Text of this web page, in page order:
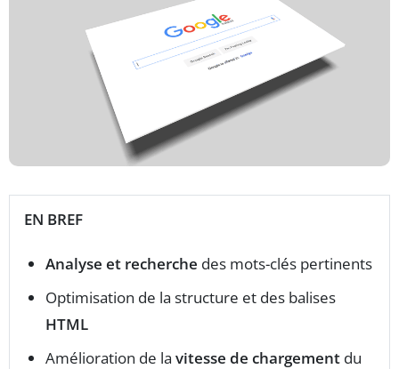
EN BREF
Analyse et recherche des mots-clés pertinents
Optimisation de la structure et des balises
HTML
Amélioration de la vitesse de chargement du